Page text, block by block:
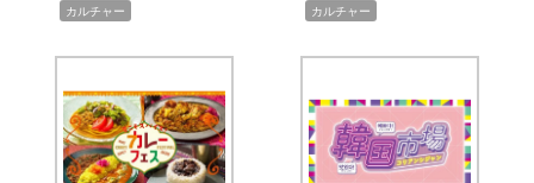
カルチャー カルチャー